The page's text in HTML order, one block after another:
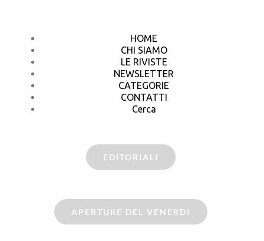
HOME
CHI SIAMO
LE RIVISTE
NEWSLETTER
CATEGORIE
CONTATTI
Cerca
EDITORIALI
APERTURE DEL VENERDI